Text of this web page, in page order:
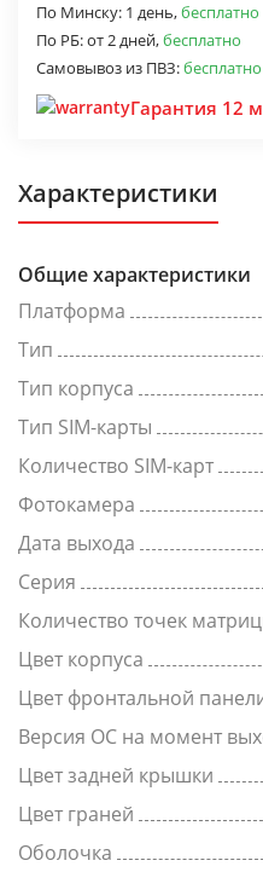
По Минску: 1 день,бесплатно
По РБ:от 2 дней,бесплатно
Самовывоз из ПВЗ:бесплатно
Гарантия 12
Характеристики
Общие характеристики
Платформа
Тип
Тип корпуса
Тип SIM-карты
Количество SIM-карт
Фотокамера
Дата выхода
Серия
Количество точек
Цвет корпуса
Цвет фронтальной
Версия ОС на момент
Цвет задней крышки
Цвет граней
Оболочка